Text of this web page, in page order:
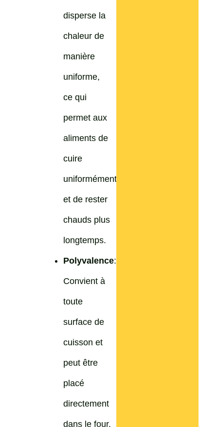
disperse la
chaleur de
manière
uniforme,
ce qui
permet aux
aliments de
cuire
uniformément
et de rester
chauds plus
longtemps.
Polyvalence:
Convient à
toute
surface de
cuisson et
peut être
placé
directement
dans le four,